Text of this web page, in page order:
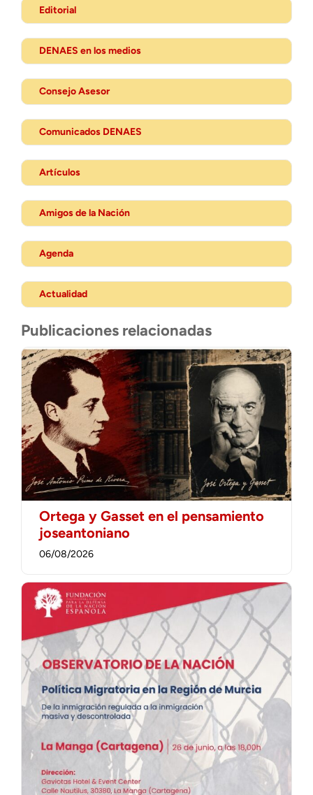
Editorial
DENAES en los medios
Consejo Asesor
Comunicados DENAES
Artículos
Amigos de la Nación
Agenda
Actualidad
Publicaciones relacionadas
Ortega y Gasset en el pensamiento
joseantoniano
06/08/2026